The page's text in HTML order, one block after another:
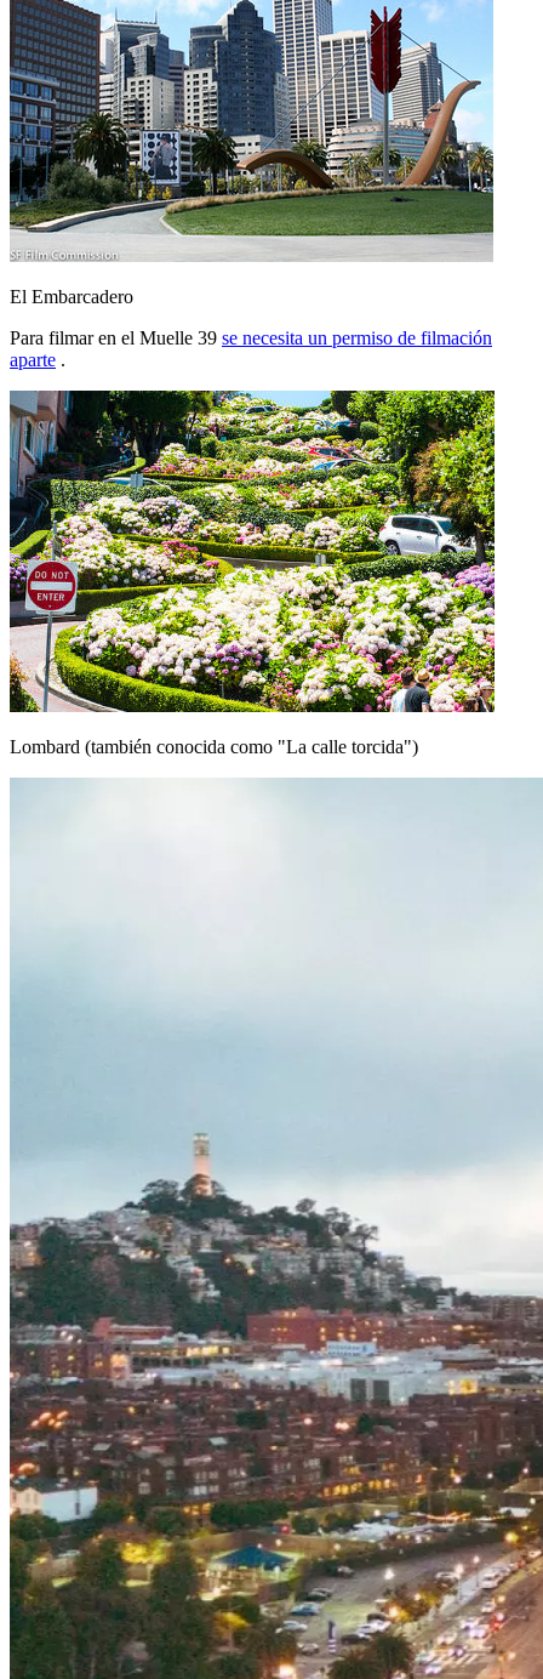
El Embarcadero
Para filmar en el Muelle 39 se necesita un permiso de filmación
aparte .
Lombard (también conocida como "La calle torcida")